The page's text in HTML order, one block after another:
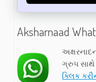
Aksharnaad
ગ્રુપ સાથે
ક્લિક